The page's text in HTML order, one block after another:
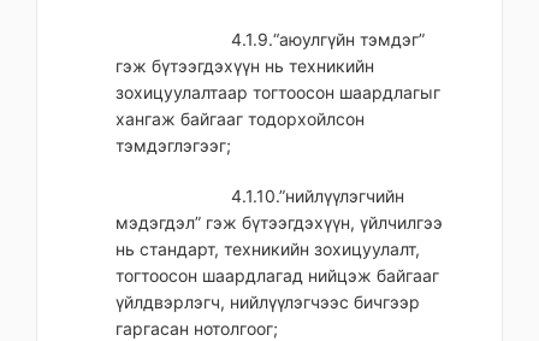
4.1.9.“аюулгүйн тэмдэг”
гэж бүтээгдэхүүн нь техникийн
зохицуулалтаар тогтоосон шаардлагыг
хангаж байгааг тодорхойлсон
тэмдэглэгээг;
4.1.10.”нийлүүлэгчийн
мэдэгдэл” гэж бүтээгдэхүүн, үйлчилгээ
нь стандарт, техникийн зохицуулалт,
тогтоосон шаардлагад нийцэж байгааг
үйлдвэрлэгч, нийлүүлэгчээс бичгээр
гаргасан нотолгоог;